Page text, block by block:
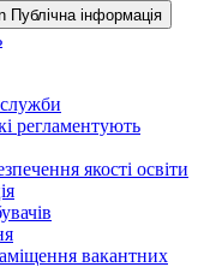
Публічна інформація
регламентують
якості освіти
вакантних